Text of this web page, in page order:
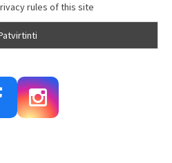
rules of this site